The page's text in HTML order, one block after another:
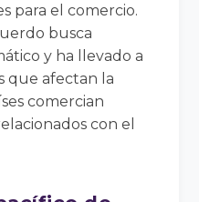
para el comercio.
busca
y ha llevado a
que afectan la
comercian
con el